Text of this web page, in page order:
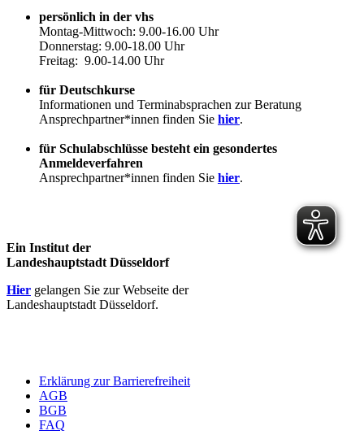
persönlich in der vhs
Montag-Mittwoch: 9.00-16.00 Uhr
Donnerstag: 9.00-18.00 Uhr
Freitag: 9.00-14.00 Uhr
für Deutschkurse
Informationen und Terminabsprachen zur Beratung
Ansprechpartner*innen finden Sie hier.
für Schulabschlüsse besteht ein gesondertes
Anmeldeverfahren
Ansprechpartner*innen finden Sie hier.
Ein Institut der
Landeshauptstadt Düsseldorf
Hier gelangen Sie zur Webseite der
Landeshauptstadt Düsseldorf.
Erklärung zur Barrierefreiheit
AGB
BGB
FAQ